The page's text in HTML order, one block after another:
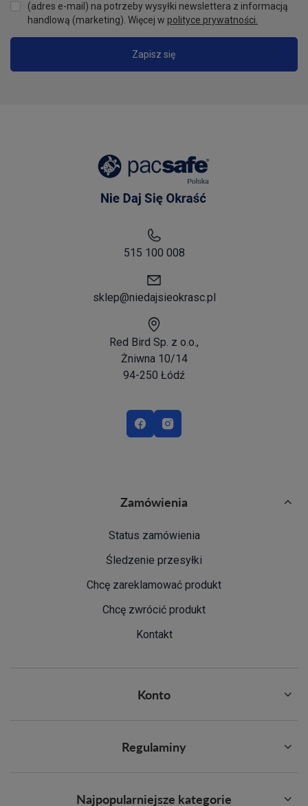
(adres e-mail) na potrzeby wysyłki newslettera z informacją
handlową (marketing). Więcej w polityce prywatności.
Zapisz się
Zamówienia
Status zamówienia
Śledzenie przesyłki
Chcę zareklamować produkt
Chcę zwrócić produkt
Kontakt
Konto
Regulaminy
515 100 008
sklep@niedajsieokrasc.pl
Red Bird Sp. z o.o.,
Żniwna 10/14
94-250 Łódź
Najpopularniejsze kategorie